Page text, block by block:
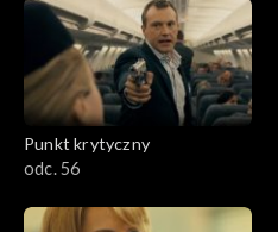
Punkt krytyczny
odc. 56